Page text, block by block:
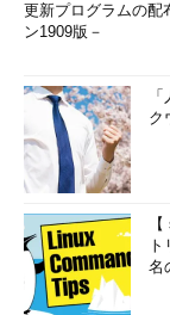
コマンド実行例
（ユーザーをグ
要））
gpasswd -d
（ユーザー「
外す（root権限が
更新プログラムの配
ン1909版－
ク
名